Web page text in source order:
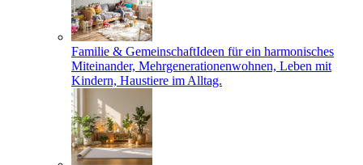
Familie & GemeinschaftIdeen für ein harmonisches
Miteinander, Mehrgenerationenwohnen, Leben mit
Kindern, Haustiere im Alltag.